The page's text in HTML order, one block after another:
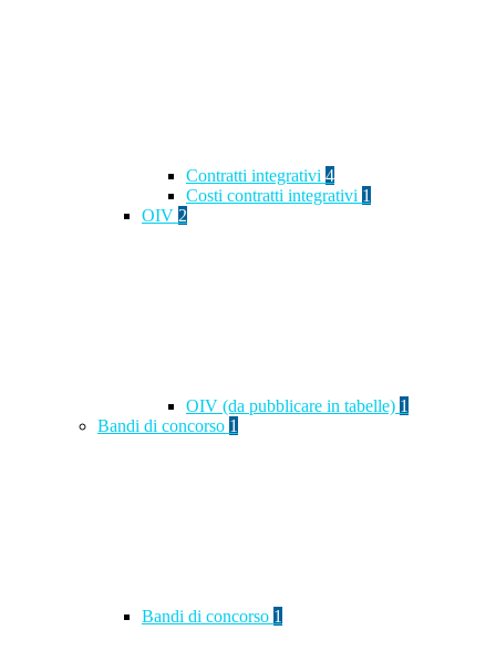
Contratti integrativi 4
Costi contratti integrativi 1
OIV 2
OIV (da pubblicare in tabelle) 1
Bandi di concorso 1
Bandi di concorso 1